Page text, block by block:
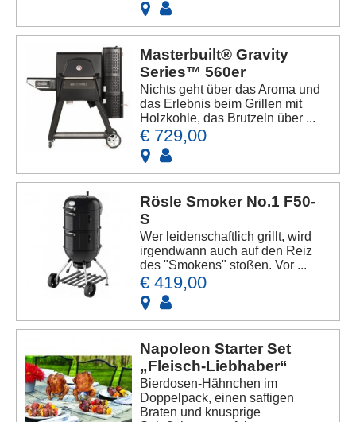
Masterbuilt® Gravity
Series™ 560er
Nichts geht über das Aroma und
das Erlebnis beim Grillen mit
Holzkohle, das Brutzeln über ...
€ 729,00
Rösle Smoker No.1 F50-
S
Wer leidenschaftlich grillt, wird
irgendwann auch auf den Reiz
des "Smokens" stoßen. Vor ...
€ 419,00
Napoleon Starter Set
„Fleisch-Liebhaber“
Bierdosen-Hähnchen im
Doppelpack, einen saftigen
Braten und knusprige